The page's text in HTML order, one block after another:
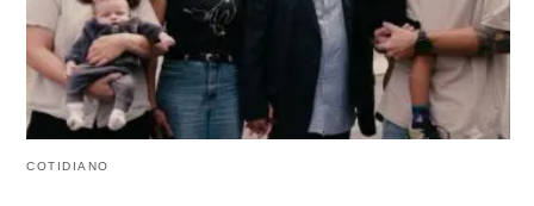
COTIDIANO